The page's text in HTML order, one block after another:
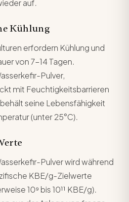
auf.
Kühlung
erfordern Kühlung und
von 7-14 Tagen.
Pulver,
mit Feuchtigkeitsbarrieren
seine Lebensfähigkeit
(unter 25°C).
Pulver wird während
KBE/g-Zielwerte
10⁹ bis 10¹¹ KBE/g).